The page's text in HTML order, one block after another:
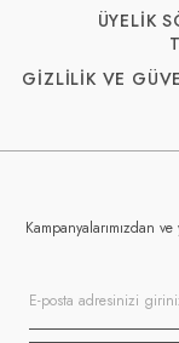
ÜYELİK
GİZLİLİK VE
Kampanyalarımızdan